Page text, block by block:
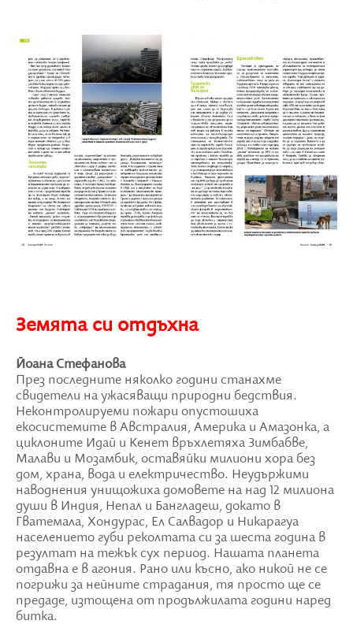
Земята си отдъхна
Йоана Стефанова
През последните няколко години станахме
свидетели на ужасяващи природни бедствия.
Неконтролируеми пожари опустошиха
екосистемите в Австралия, Америка и Амазонка, а
циклоните Идай и Кенет връхлетяха Зимбабве,
Малави и Мозамбик, оставяйки милиони хора без
дом, храна, вода и електричество. Неудържими
наводнения унищожиха домовете на над 12 милиона
души в Индия, Непал и Бангладеш, докато в
Гватемала, Хондурас, Ел Салвадор и Никарагуа
населението губи реколтата си за шеста година в
резултат на тежък сух период. Нашата планета
отдавна е в агония. Рано или късно, ако никой не се
погрижи за нейните страдания, тя просто ще се
предаде, изтощена от продължилата години наред
битка.